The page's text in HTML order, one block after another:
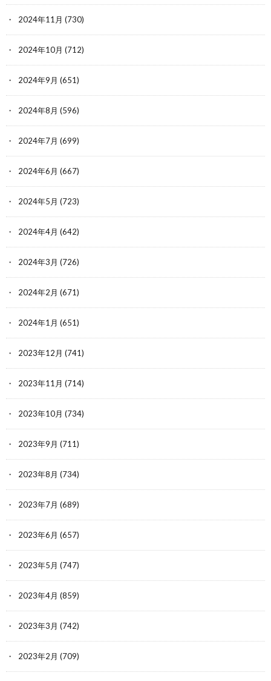
2024年11月 (730)
2024年10月 (712)
2024年9月 (651)
2024年8月 (596)
2024年7月 (699)
2024年6月 (667)
2024年5月 (723)
2024年4月 (642)
2024年3月 (726)
2024年2月 (671)
2024年1月 (651)
2023年12月 (741)
2023年11月 (714)
2023年10月 (734)
2023年9月 (711)
2023年8月 (734)
2023年7月 (689)
2023年6月 (657)
2023年5月 (747)
2023年4月 (859)
2023年3月 (742)
2023年2月 (709)